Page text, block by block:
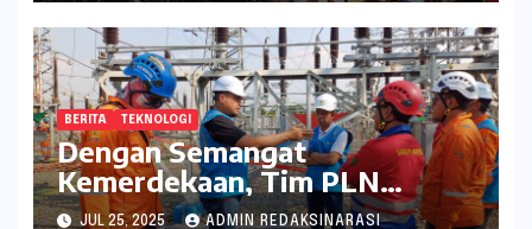
BERITA TEKNOLOGI
Dengan Semangat
Kemerdekaan, Tim PLN
Percepat Peningkatan
JUL 25, 2025 ADMIN REDAKSINARASI